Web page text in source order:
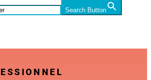
Search Button